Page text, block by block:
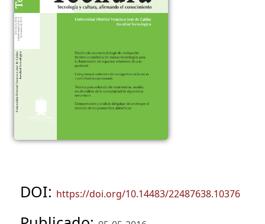
DOI: https://doi.org/10.14483/22487638.10376